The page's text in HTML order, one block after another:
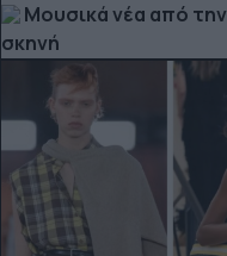
Μουσικά νέα από
σκηνή